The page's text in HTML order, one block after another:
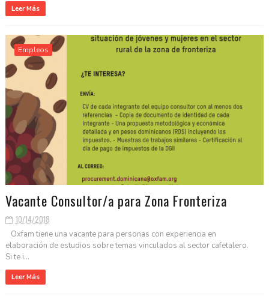
Leer Más
Empleos
Vacante Consultor/a para Zona Fronteriza
10/14/2018
Oxfam tiene una vacante para personas con experiencia en
elaboración de estudios sobre temas vinculados al sector cafetalero.
Si te i...
Leer Más